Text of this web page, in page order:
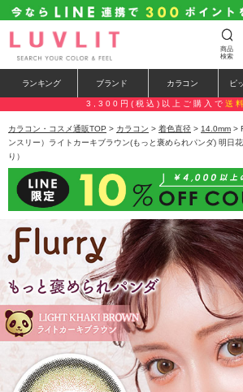
商品
検索
ランキング ブランド カラコン ピ
3,300円(税込)以上ご購入で 送
カラコン・コスメ通販TOP > カラコン > 着色直径 > 14.0mm >
ンスリー）ライトカーキブラウン(もっと褒められパンダ) 明日
り）